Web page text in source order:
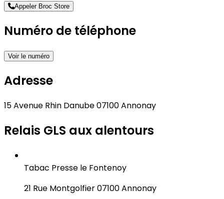
Appeler Broc Store
Numéro de téléphone
Voir le numéro
Adresse
15 Avenue Rhin Danube 07100 Annonay
Relais GLS aux alentours
Tabac Presse le Fontenoy
21 Rue Montgolfier 07100 Annonay